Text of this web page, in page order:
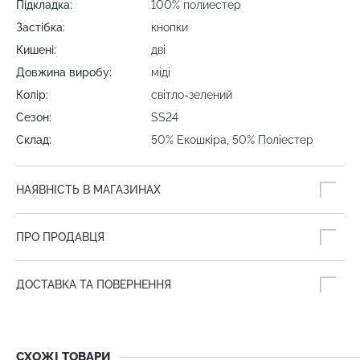
Підкладка:
100% полиестер
Застібка:
кнопки
Кишені:
дві
Довжина виробу:
міді
Колір:
світло-зелений
Сезон:
SS24
Склад:
50% Екошкіра, 50% Поліестер
НАЯВНІСТЬ В МАГАЗИНАХ
ПРО ПРОДАВЦЯ
ДОСТАВКА ТА ПОВЕРНЕННЯ
СХОЖІ ТОВАРИ